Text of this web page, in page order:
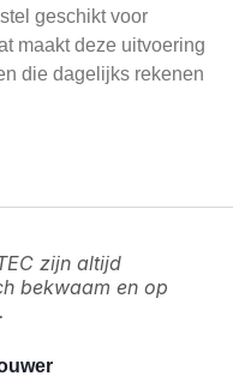
geschikt voor
maakt deze uitvoering
die dagelijks rekenen
zijn altijd
bekwaam en op